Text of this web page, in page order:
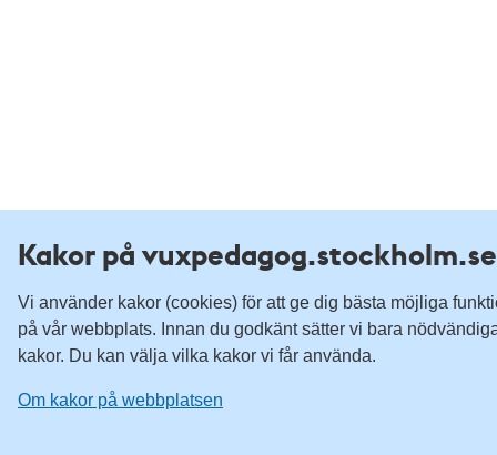
Kakor på vuxpedagog.stockholm.se
Vi använder kakor (cookies) för att ge dig bästa möjliga
på vår webbplats. Innan du godkänt sätter vi bara
kakor. Du kan välja vilka kakor vi får använda.
Om kakor på webbplatsen